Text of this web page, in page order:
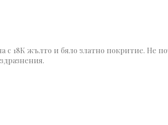
с 18К жълто и бяло златно покритие. Не